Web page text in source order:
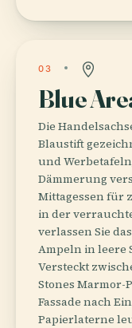
03
Blue
Die
Blaustift
und
Dämmerung
Mittagessen für
in der
verlassen Sie
Ampeln in leere
Versteckt
Stones Marmor-
Fassade nach
Papierlaterne